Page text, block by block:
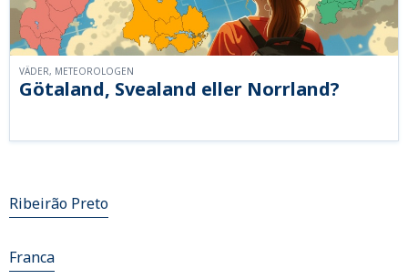
Götaland, Svealand eller Norrland?
VÄDER, METEOROLOGEN
Ribeirão Preto
Franca